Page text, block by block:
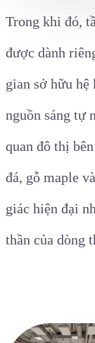
Trong khi đó,
được dành
gian sở hữu hệ
nguồn sáng tự
quan đô thị
đá, gỗ maple
giác hiện đại
thần của dòng